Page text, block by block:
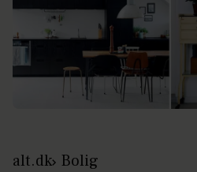
alt.dk Bolig